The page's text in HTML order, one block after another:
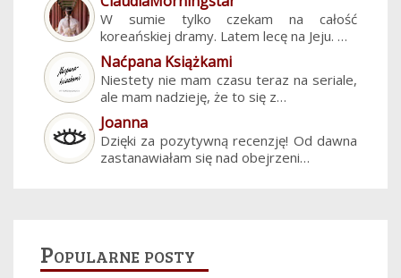
W sumie tylko czekam na całość
koreańskiej dramy. Latem lecę na Jeju. …
Naćpana Książkami
Niestety nie mam czasu teraz na seriale,
ale mam nadzieję, że to się z…
Joanna
Dzięki za pozytywną recenzję! Od dawna
zastanawiałam się nad obejrzeni…
Popularne posty